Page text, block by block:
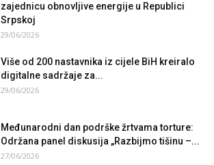
zajednicu obnovljive energije u Republici
Srpskoj
29/06/2026
Više od 200 nastavnika iz cijele BiH kreiralo
digitalne sadržaje za...
29/06/2026
Međunarodni dan podrške žrtvama torture:
Održana panel diskusija „Razbijmo tišinu –...
27/06/2026